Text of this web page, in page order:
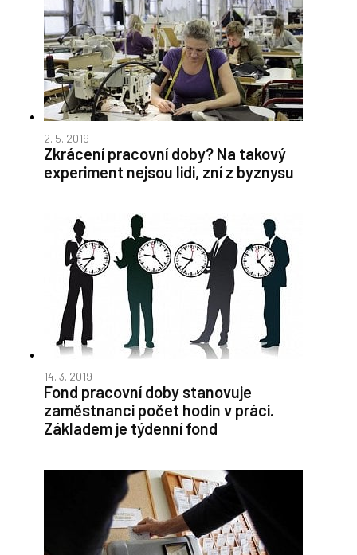
2. 5. 2019
Zkrácení pracovní doby? Na takový
experiment nejsou lidi, zní z byznysu
14. 3. 2019
Fond pracovní doby stanovuje
zaměstnanci počet hodin v práci.
Základem je týdenní fond